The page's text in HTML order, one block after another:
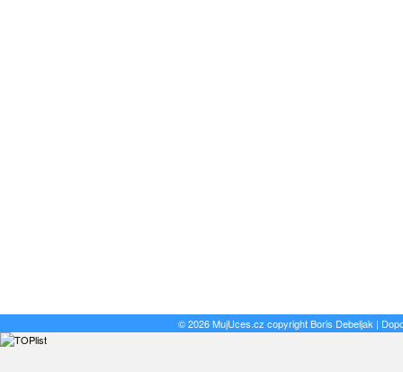
© 2026 MujUces.cz copyrightBoris Debeljak |